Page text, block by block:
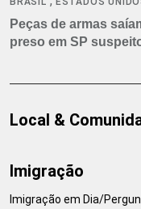
Peças de armas
preso em SP
Local &
Imigração
Imigração em Dia/